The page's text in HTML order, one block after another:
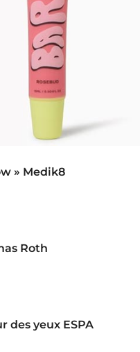
» Medik8
Roth
des yeux ESPA